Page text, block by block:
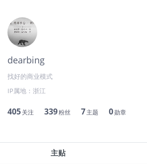
dearbing
找好的商业模式
IP属地： 浙江
405关注 339粉丝 7主题 0勋章
主贴